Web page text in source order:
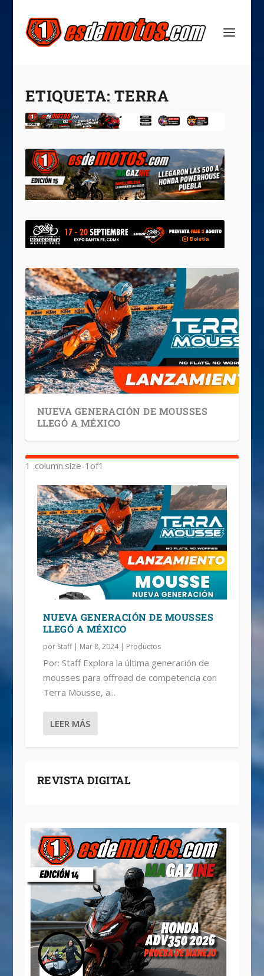
ETIQUETA: TERRA
NUEVA GENERACIÓN DE MOUSSES
LLEGÓ A MÉXICO
NUEVA GENERACIÓN DE MOUSSES
LLEGÓ A MÉXICO
por Staff| Mar 8, 2024| Productos
Por: Staff Explora la última generación de
mousses para offroad de competencia con
Terra Mousse, a...
LEER MÁS
REVISTA DIGITAL